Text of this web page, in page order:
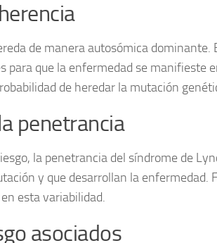
de maneraautosómica dominante.
para que la enfermedad se manifieste
de heredar la mutación
penetrancia
la penetrancia del síndrome de
y que desarrollan la enfermedad.
esta variabilidad.
asociados